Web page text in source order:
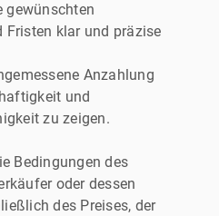
gewünschten
Fristen klar und präzise
Anzahlung
und
zu zeigen.
Bedingungen des
oder dessen
des Preises, der